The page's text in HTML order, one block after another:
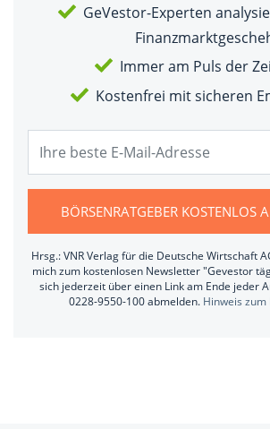
GeVestor-Experten
Immer am Puls der
Kostenfrei mit sicheren
BÖRSENRATGEBER KOSTENLOS
Hrsg.: VNR Verlag für die Deutsche Wirtschaft
mich zum kostenlosen Newsletter "Gevestor
sich jederzeit über einen Link am Ende jeder
0228-9550-100 abmelden. Hinweis